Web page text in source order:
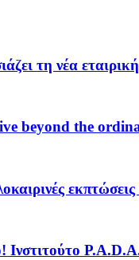
τη νέα
beyond the
εκπτώσεις
Ινστιτούτο